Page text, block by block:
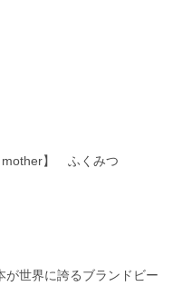
】 ふくみつ
が世界に誇るブランドビー